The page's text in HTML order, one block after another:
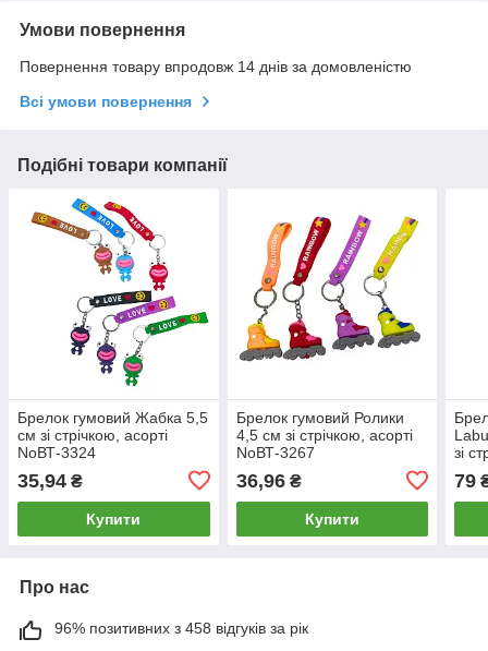
Умови повернення
Повернення товару впродовж 14 днів за домовленістю
Всі умови повернення
Подібні товари компанії
Брелок гумовий Жабка 5,5
см зі стрічкою, асорті
NoВТ-3324
35,94 ₴
Купити
Брелок гумовий Ролики
4,5 см зі стрічкою, асорті
NoВТ-3267
36,96₴
Купити
зі
79
Про нас
96% позитивних з 458 відгуків за рік